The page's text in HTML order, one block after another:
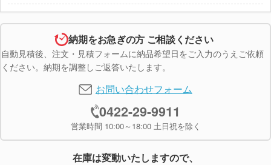
納期をお急ぎの方 ご相談ください
自動見積後、注文・見積フォームに納品希望日をご入力のうえご依頼
ください。納期を調整しご返答いたします。
お問い合わせフォーム
0422-29-9911
営業時間 10:00～18:00 土日祝を除く
在庫は変動いたしますので、